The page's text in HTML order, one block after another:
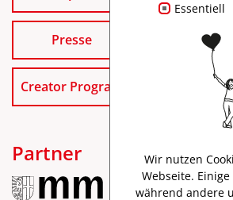
Presse
Creator Program
Partner
Essentiell
Wir nutzen
Webseite.
während andere